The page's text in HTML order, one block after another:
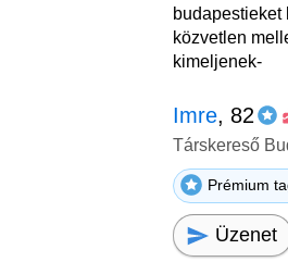
budapestieket
közvetlen
kimeljenek-
Imre, 82
Társkereső
Prémium
Üzenet